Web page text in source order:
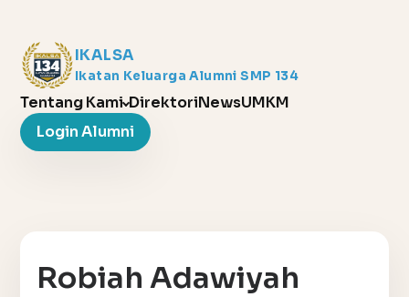
IKALSA
Ikatan Keluarga Alumni SMP 134
Tentang Kami DirektoriNewsUMKM
Login Alumni
Robiah Adawiyah